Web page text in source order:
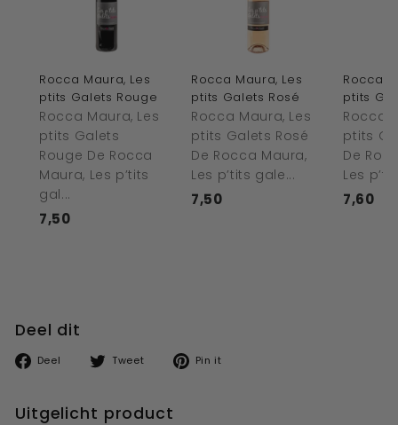
Deel dit
Deel
Deel
Tweet
Tweet Pin it
Uitgelicht product
Rocca Maura, Les
ptits Galets Rouge
Rocca Maura, Les
ptits Galets
Rouge De Rocca
Maura, Les p’tits
gal...
7,50
Rocca Maura, Les
ptits Galets Rosé
Rocca Maura, Les
ptits Galets Rosé
De Rocca Maura,
Les p’tits gale...
7,50
Rocca
ptits
Rocca
ptits
De
Les
7,60